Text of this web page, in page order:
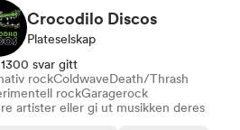
Crocodilo Discos
Plateselskap
svar gitt
rockColdwaveDeath/Thrash
rockGaragerock
artister eller gi ut musikken deres